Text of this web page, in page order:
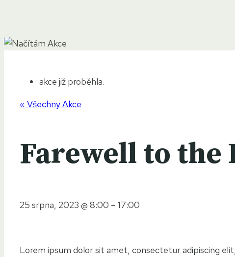
akce již proběhla.
« Všechny Akce
Farewell to the
25 srpna, 2023 @ 8:00 – 17:00
Lorem ipsum dolor sit amet, consectetur adipiscing